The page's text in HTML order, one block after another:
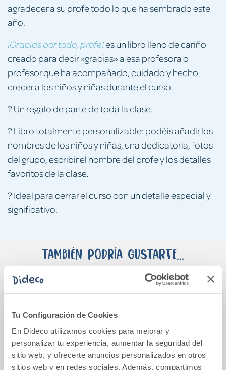
Tu Configuración de Cookies
En Dideco utilizamos cookies para mejorar y
personalizar tu experiencia, aumentar la seguridad del
sitio web, y ofrecerte anuncios personalizados en otros
sitios web y en redes sociales. Además, compartimos
agradecer a su profe todo lo que ha sembrado este
año.
¡Gracias por todo, profe!es un libro lleno de cariño
creado para decir «gracias» a esa profesora o
profesor que ha acompañado, cuidado y hecho
crecer a los niños y niñas durante el curso.
? Un regalo de parte de toda la clase.
? Libro totalmente personalizable: podéis añadir los
nombres de los niños y niñas, una dedicatoria, fotos
del grupo, escribir el nombre del profe y los detalles
favoritos de la clase.
? Ideal para cerrar el curso con un detalle especial y
significativo.
También podría gustarte...